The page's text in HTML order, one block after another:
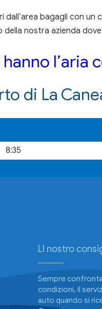
bagagli con un
della nostra azienda
l’aria
di La
Ll nostro
Sempre
condizioni, il
auto quando si